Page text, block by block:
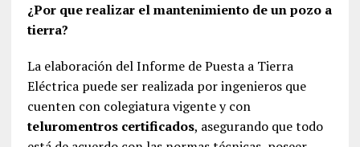
¿Por que realizar el mantenimiento de un pozo a
tierra?
La elaboración del Informe de Puesta a Tierra
Eléctrica puede ser realizada por ingenieros que
cuenten con colegiatura vigente y con
teluromentros certificados, asegurando que todo